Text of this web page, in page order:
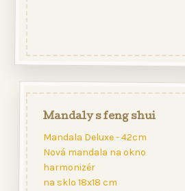
Mandaly s feng shui
Mandala Deluxe - 42cm
Nová mandala na okno
harmonizér
na sklo 18x18 cm